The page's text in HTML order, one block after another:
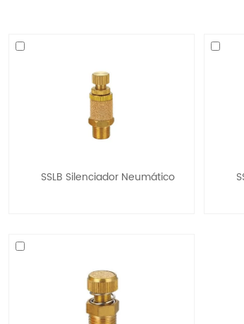
SSLB Silenciador Neumático